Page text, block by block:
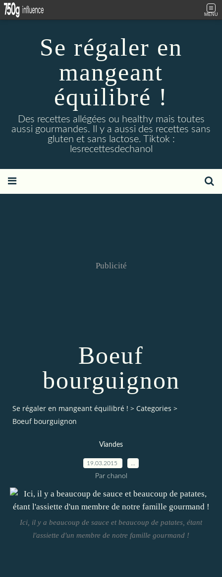
MENU
Se régaler en
mangeant
équilibré !
Des recettes allégées ou healthy mais toutes
aussi gourmandes. Il y a aussi des recettes sans
gluten et sans lactose. Tiktok :
lesrecettesdechanol
Publicité
Boeuf
bourguignon
Se régaler en mangeant équilibré ! > Categories >
Boeuf bourguignon
Viandes
19.03.2015
Par chanol
Ici, il y a beaucoup de sauce et beaucoup de patates, étant
l'assiette d'un membre de notre famille gourmand !